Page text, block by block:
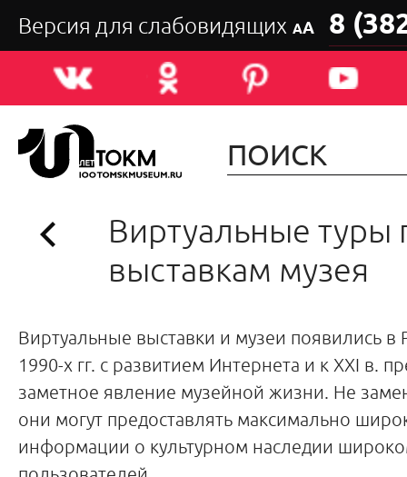
Версия для слабовидящих АА 8
Виртуальные туры
выставкам музея
Виртуальные выставки и музеи появились в
1990-х гг. с развитием Интернета и к XXI в.
заметное явление музейной жизни. Не
они могут предоставлять максимально
информации о культурном наследии